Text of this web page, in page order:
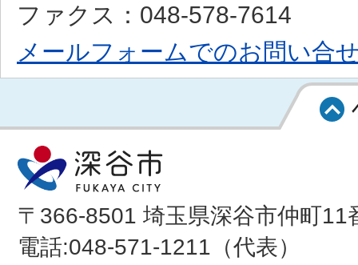
ファクス：048-578-7614
メールフォームでのお問い合
〒366-8501 埼玉県深谷市仲町11
電話:048-571-1211（代表）